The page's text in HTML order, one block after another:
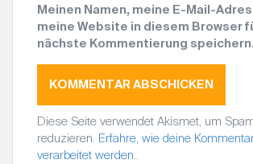
Meinen Namen, meine E-Mail-
meine Website in diesem Browser
nächste Kommentierung speichern.
Diese Seite verwendet Akismet, um
reduzieren. Erfahre, wie deine
verarbeitet werden..